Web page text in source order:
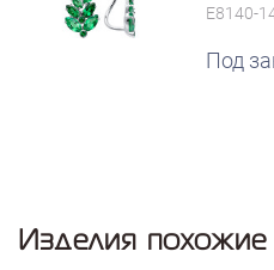
E8140-
Под
Изделия